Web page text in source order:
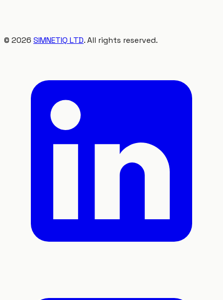
© 2026 SIMNETIQ LTD. All rights reserved.